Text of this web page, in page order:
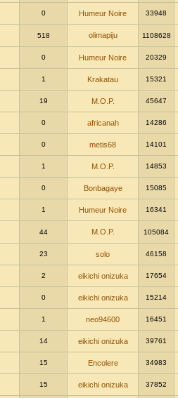
0 Humeur Noire 33948
518 olimapiju 1108628
0 Humeur Noire 20329
1 Krakatau 15321
19 M.O.P. 45647
0 africanah 14286
0 metis68 14101
1 M.O.P. 14853
0 Bonbagaye 15085
1 Humeur Noire 16341
44 M.O.P. 105084
23 solo 46158
2 eikichi onizuka 17654
0 eikichi onizuka 15214
1 neo94600 16451
14 eikichi onizuka 39761
15 Encolere 34983
15 eikichi onizuka 37852